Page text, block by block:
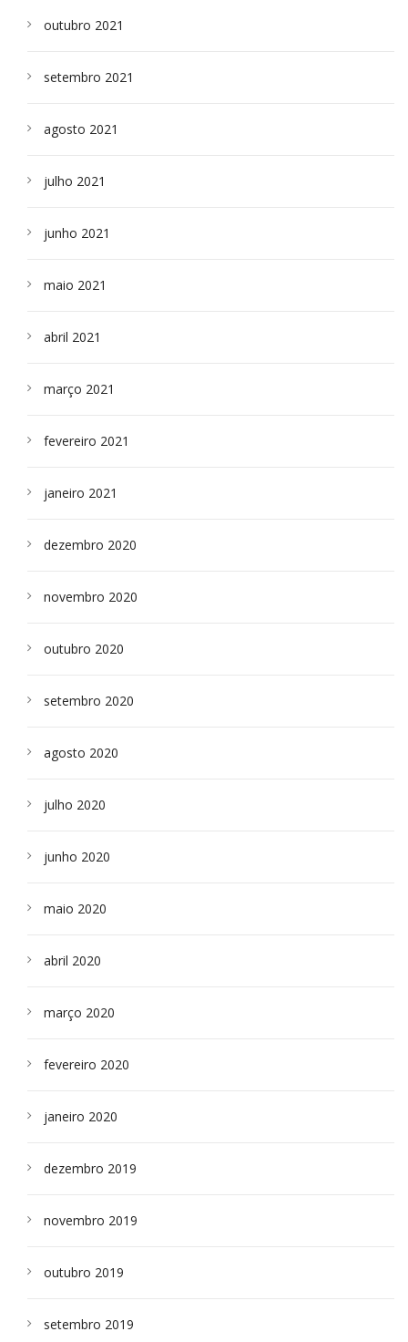
outubro 2021
setembro 2021
agosto 2021
julho 2021
junho 2021
maio 2021
abril 2021
março 2021
fevereiro 2021
janeiro 2021
dezembro 2020
novembro 2020
outubro 2020
setembro 2020
agosto 2020
julho 2020
junho 2020
maio 2020
abril 2020
março 2020
fevereiro 2020
janeiro 2020
dezembro 2019
novembro 2019
outubro 2019
setembro 2019